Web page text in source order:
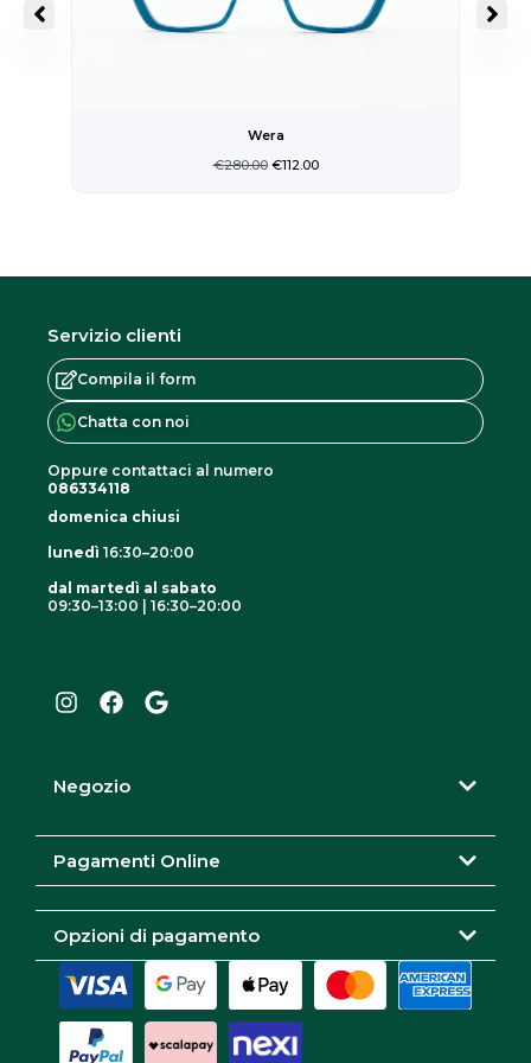
Wera
€280.00 €112.00
Servizio clienti
Compila il form
Chatta con noi
Oppure contattaci al numero
086334118
domenica chiusi
lunedì 16:30–20:00
dal martedì al sabato
09:30–13:00 | 16:30–20:00
t
r
a
e
o
k
g
Negozio
Pagamenti Online
Opzioni di pagamento